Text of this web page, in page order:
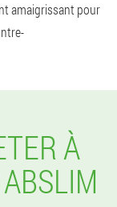
amaigrissant pour
À